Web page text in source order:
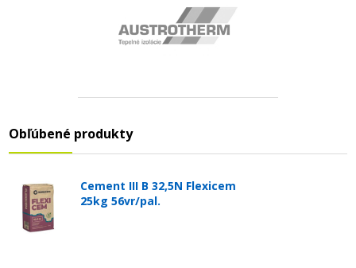
Obľúbené produkty
Cement III B 32,5N Flexicem
25kg 56vr/pal.